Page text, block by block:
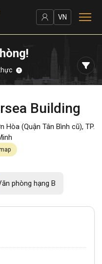
VN
Building
Hòa (Quận Tân Bình cũ), TP.
phòng hạng B